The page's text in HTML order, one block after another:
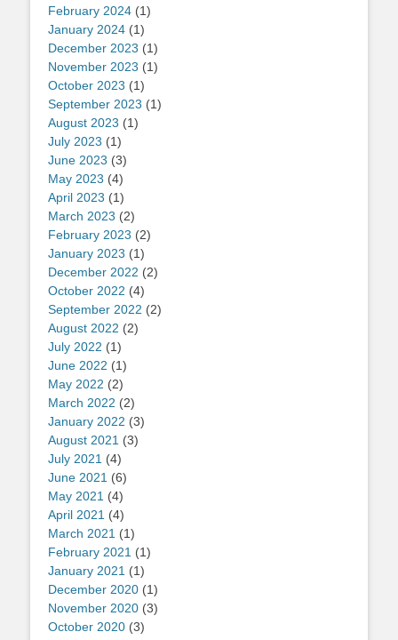
February 2024 (1)
January 2024 (1)
December 2023 (1)
November 2023 (1)
October 2023 (1)
September 2023 (1)
August 2023 (1)
July 2023 (1)
June 2023 (3)
May 2023 (4)
April 2023 (1)
March 2023 (2)
February 2023 (2)
January 2023 (1)
December 2022 (2)
October 2022 (4)
September 2022 (2)
August 2022 (2)
July 2022 (1)
June 2022 (1)
May 2022 (2)
March 2022 (2)
January 2022 (3)
August 2021 (3)
July 2021 (4)
June 2021 (6)
May 2021 (4)
April 2021 (4)
March 2021 (1)
February 2021 (1)
January 2021 (1)
December 2020 (1)
November 2020 (3)
October 2020 (3)